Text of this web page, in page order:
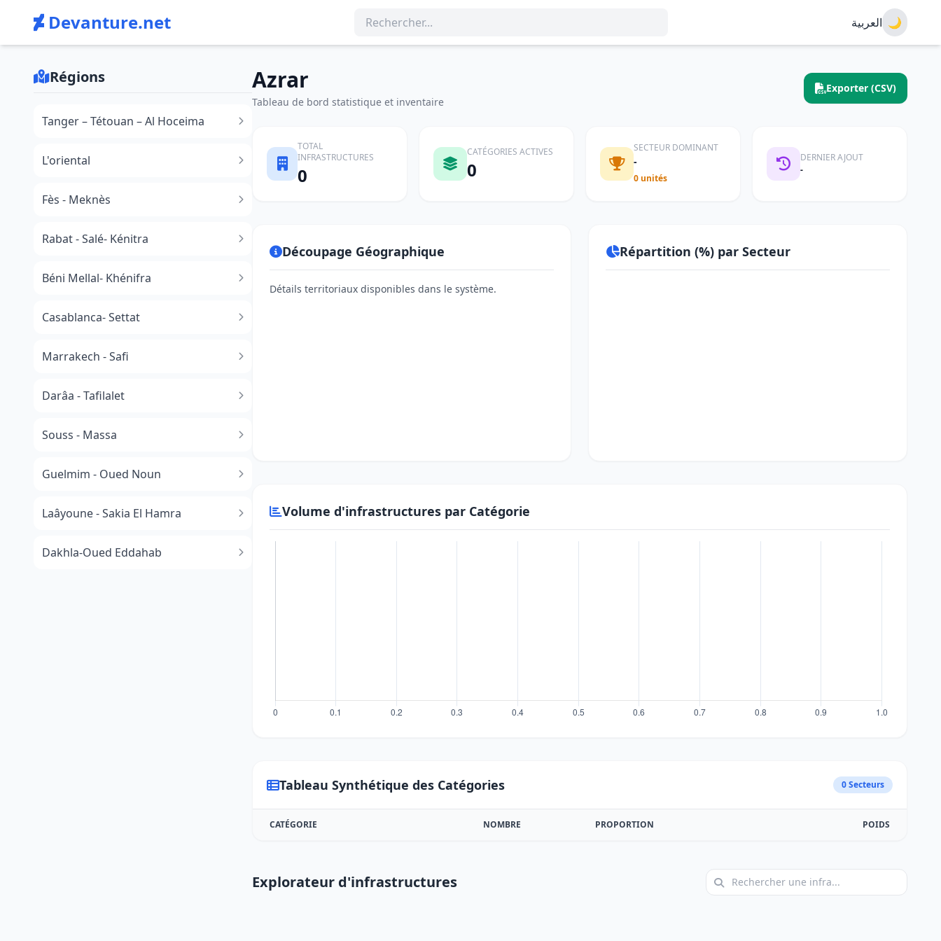
Devanture.net العربية 🌙
Régions
Tanger – Tétouan – Al Hoceima
L'oriental
Fès - Meknès
Rabat - Salé- Kénitra
Béni Mellal- Khénifra
Casablanca- Settat
Marrakech - Safi
Darâa - Tafilalet
Souss - Massa
​Guelmim - Oued Noun
Laâyoune - Sakia El Hamra
Dakhla-Oued Eddahab
Azrar
Tableau de bord statistique et inventaire
Exporter (CSV)
TOTAL
INFRASTRUCTURES
0
CATÉGORIES ACTIVES
0
SECTEUR DOMINANT
-
0 unités
DERNIER AJOUT
-
Découpage Géographique
Détails territoriaux disponibles dans le système.
Répartition (%) par Secteur
Volume d'infrastructures par Catégorie
Tableau Synthétique des Catégories 0 Secteurs
CATÉGORIE NOMBRE PROPORTION POIDS
Explorateur d'infrastructures